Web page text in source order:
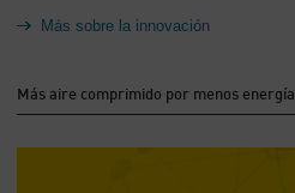
Más sobre la innovación
Más aire comprimido por menos energía